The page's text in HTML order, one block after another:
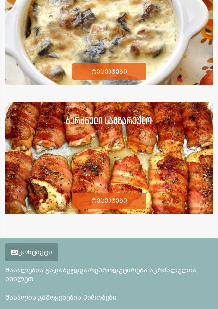
რეცეპტები
ბერძნული სამზარეულო
რეცეპტები
კონტაქტი
მასალების გადაბეჭდვა/რეპროდუცირება აკრძალულია,
იხილეთ
მასალის გამოყენების პირობები